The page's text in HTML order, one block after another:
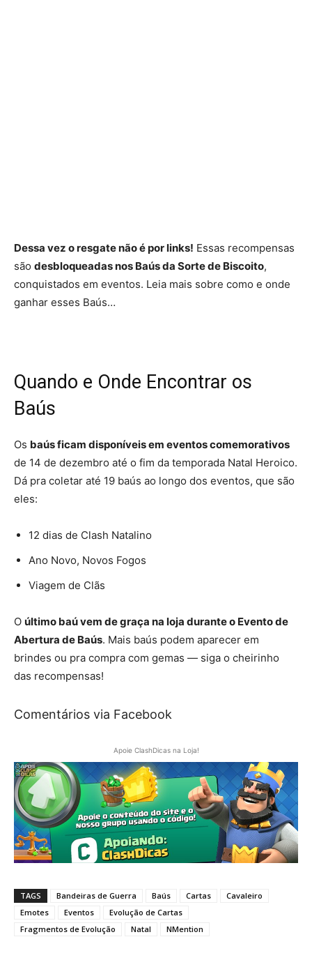
Dessa vez o resgate não é por links! Essas recompensas
são desbloqueadas nos Baús da Sorte de Biscoito,
conquistados em eventos. Leia mais sobre como e onde
ganhar esses Baús…
Quando e Onde Encontrar os
Baús
Os baús ficam disponíveis em eventos comemorativos
de 14 de dezembro até o fim da temporada Natal Heroico.
Dá pra coletar até 19 baús ao longo dos eventos, que são
eles:
12 dias de Clash Natalino
Ano Novo, Novos Fogos
Viagem de Clãs
O último baú vem de graça na loja durante o Evento de
Abertura de Baús. Mais baús podem aparecer em
brindes ou pra compra com gemas — siga o cheirinho
das recompensas!
Comentários via Facebook
Apoie ClashDicas na Loja!
TAGS Bandeiras de Guerra Baús Cartas
Cavaleiro
Emotes
Eventos
Evolução de Cartas
Fragmentos de Evolução
Natal NMention